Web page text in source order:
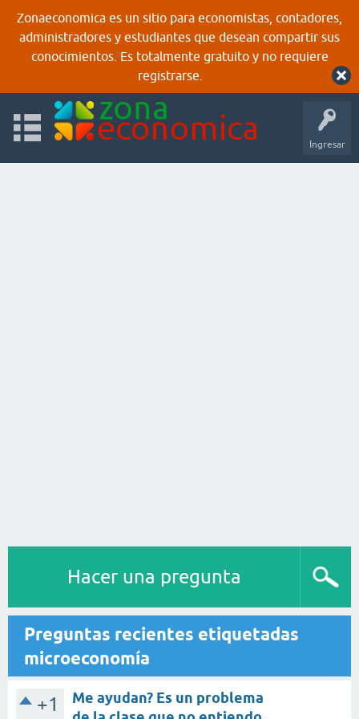
Zonaeconomica es un sitio para economistas, contadores,
administradores y estudiantes que desean compartir sus
conocimientos. Es totalmente gratuito y no requiere
registrarse.
Ingresar
Hacer una pregunta
Preguntas recientes etiquetadas
microeconomía
+1
Me ayudan? Es un problema